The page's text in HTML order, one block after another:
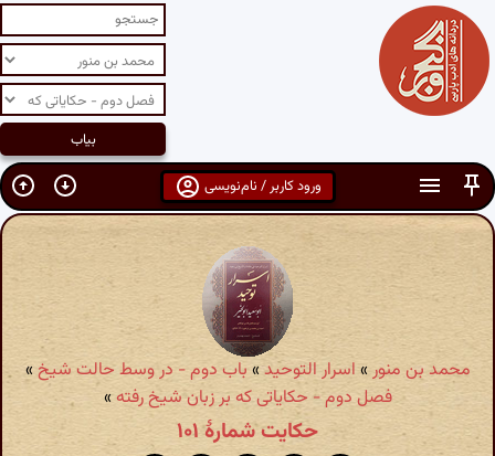
ورود کاربر / نام‌نویسی
محمد بن منور» اسرار التوحید » باب دوم - در وسط حالت شیخ»
فصل دوم - حکایاتی که بر زبان شیخ رفته»
حکایت شمارهٔ ۱۰۱